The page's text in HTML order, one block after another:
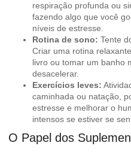
respiração profunda ou
fazendo algo que você
níveis de estresse.
Rotina de sono: Tente
Criar uma rotina
livro ou tomar um banho
desacelerar.
Exercícios leves:
caminhada ou natação,
estresse e melhorar o
intensos se estiver se
O Papel dos